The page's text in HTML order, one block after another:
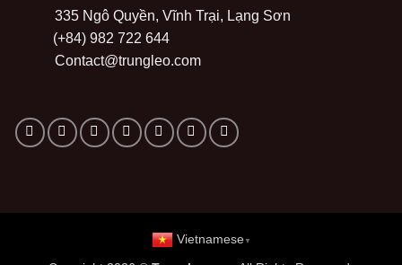
335 Ngô Quyền, Vĩnh Trại, Lạng Sơn
(+84) 982 722 644
Contact@trungleo.com
Vietnamese▼